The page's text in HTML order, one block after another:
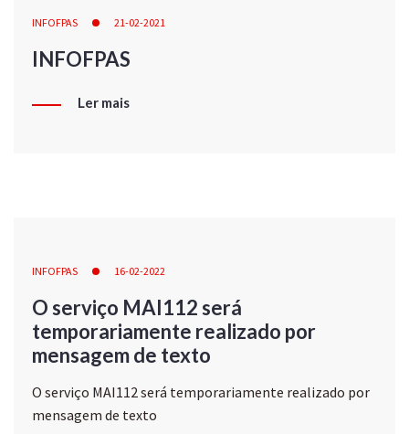
INFOFPAS 21-02-2021
INFOFPAS
Ler mais
INFOFPAS 16-02-2022
O serviço MAI112 será
temporariamente realizado por
mensagem de texto
O serviço MAI112 será temporariamente realizado por
mensagem de texto